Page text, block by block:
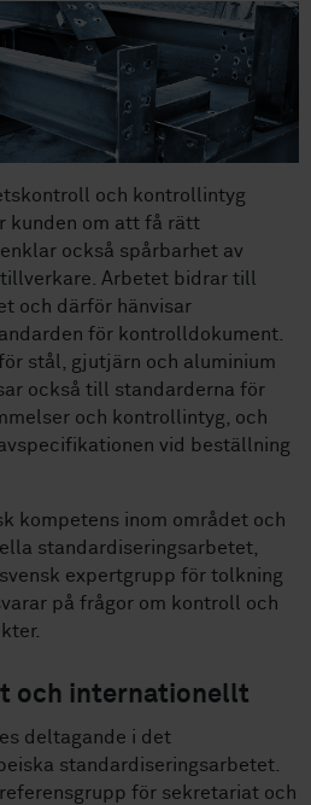
och kontrollintyg
kunden om att få rätt
också spårbarhet av
Arbetet bidrar till
och därför hänvisar
för kontrolldokument.
stål, gjutjärn och aluminium
också till standarderna för
och kontrollintyg, och
vid beställning
kompetens inom området och
standardiseringsarbetet,
expertgrupp för tolkning
på frågor om kontroll och
och internationellt
deltagande i det
standardiseringsarbetet.
för sekretariat och